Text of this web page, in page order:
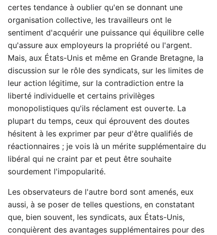
certes tendance à oublier qu'en se donnant une
organisation collective, les travailleurs ont le
sentiment d'acquérir une puissance qui équilibre celle
qu'assure aux employeurs la propriété ou l'argent.
Mais, aux États-Unis et même en Grande Bretagne, la
discussion sur le rôle des syndicats, sur les limites de
leur action légitime, sur la contradiction entre la
liberté individuelle et certains privilèges
monopolistiques qu'ils réclament est ouverte. La
plupart du temps, ceux qui éprouvent des doutes
hésitent à les exprimer par peur d'être qualifiés de
réactionnaires ; je vois là un mérite supplémentaire du
libéral qui ne craint par et peut être souhaite
sourdement l'impopularité.
Les observateurs de l'autre bord sont amenés, eux
aussi, à se poser de telles questions, en constatant
que, bien souvent, les syndicats, aux États-Unis,
conquièrent des avantages supplémentaires pour des